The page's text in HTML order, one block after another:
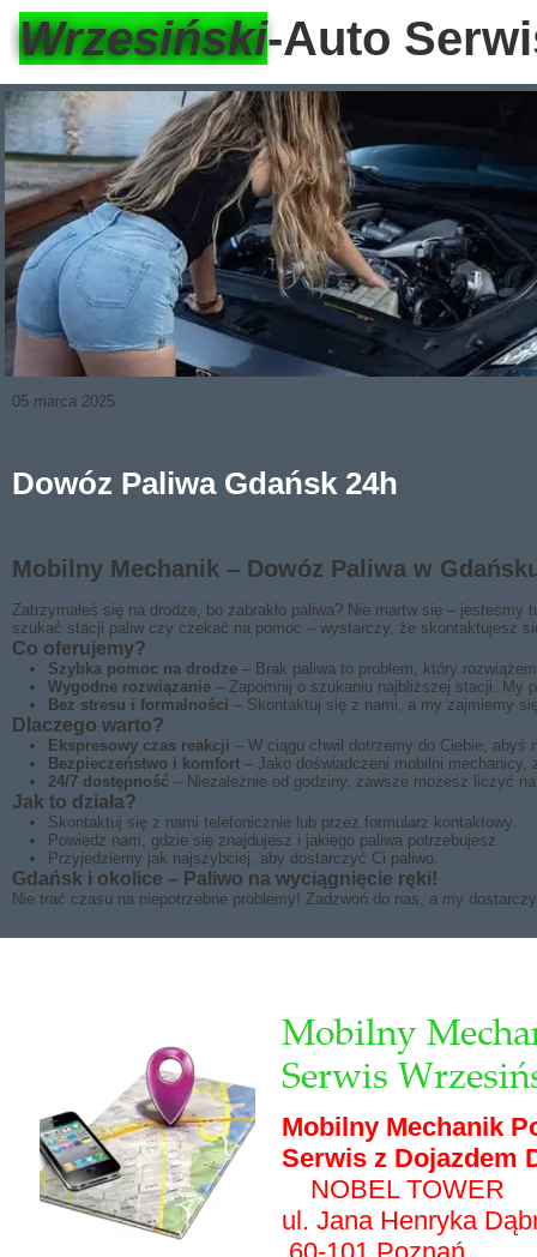
Mobilny Mechanik
Serwis z Dojazdem
NOBEL TOWER
ul. Jana Henryka
Mobilny
Serwis
05 marca 2025
Dowóz Paliwa Gdańsk 24h
Mobilny Mechanik – Dowóz Paliwa w
Zatrzymałeś się na drodze, bo zabrakło paliwa? Nie martw się –
szukać stacji paliw czy czekać na pomoc – wystarczy, że skontaktujesz
Co oferujemy?
Szybka pomoc na drodze – Brak paliwa to problem, który
Wygodne rozwiązanie – Zapomnij o szukaniu najbliższej stacji. My
Bez stresu i formalności – Skontaktuj się z nami, a my zajmiemy
Dlaczego warto?
Ekspresowy czas reakcji – W ciągu chwil dotrzemy do Ciebie, abyś
Bezpieczeństwo i komfort – Jako doświadczeni mobilni mechanicy,
24/7 dostępność – Niezależnie od godziny, zawsze możesz liczyć
Jak to działa?
Skontaktuj się z nami telefonicznie lub przez formularz kontaktowy.
Powiedz nam, gdzie się znajdujesz i jakiego paliwa potrzebujesz.
Przyjedziemy jak najszybciej, aby dostarczyć Ci paliwo.
Gdańsk i okolice – Paliwo na wyciągnięcie ręki!
Nie trać czasu na niepotrzebne problemy! Zadzwoń do nas, a my
Wrzesiński-Auto